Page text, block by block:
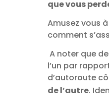
que vous
Amusez vous
comment
A noter que
l’un par
d’autoroute
de l’autre.